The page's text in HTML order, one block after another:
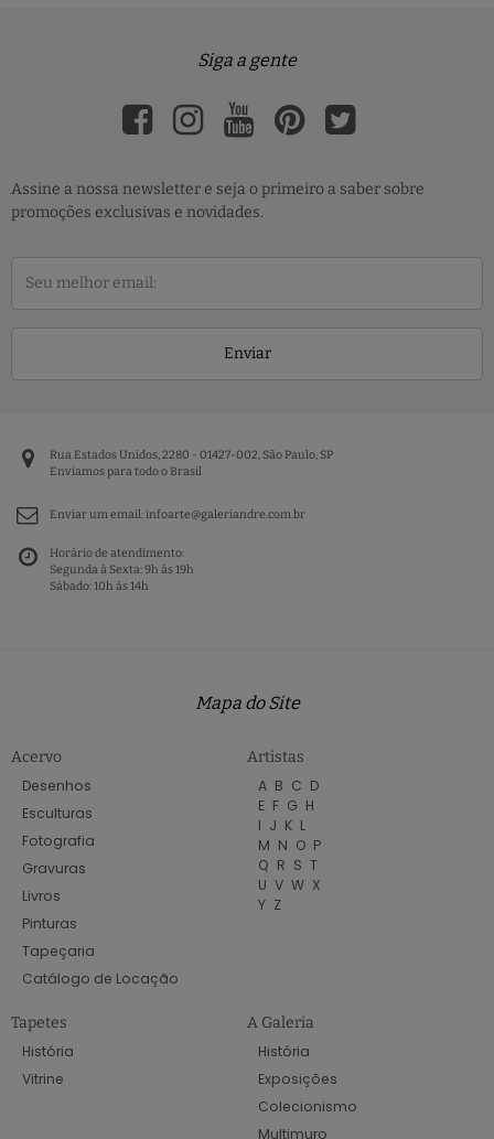
Siga a gente
Assine a nossa newsletter e seja o primeiro a saber sobre
promoções exclusivas e novidades.
Enviar
Rua Estados Unidos, 2280 - 01427-002, São Paulo, SP
Enviamos para todo o Brasil
Enviar um email:infoarte@galeriandre.com.br
Horário de atendimento:
Segunda à Sexta: 9h às 19h
Sábado: 10h às 14h
Mapa do Site
Acervo
Desenhos
Esculturas
Fotografia
Gravuras
Livros
Pinturas
Tapeçaria
Catálogo de Locação
Artistas
A B C D
E F G H
I J K L
M N O P
Q R S T
U V W X
Y Z
Tapetes
História
Vitrine
A Galeria
História
Exposições
Colecionismo
Multimuro